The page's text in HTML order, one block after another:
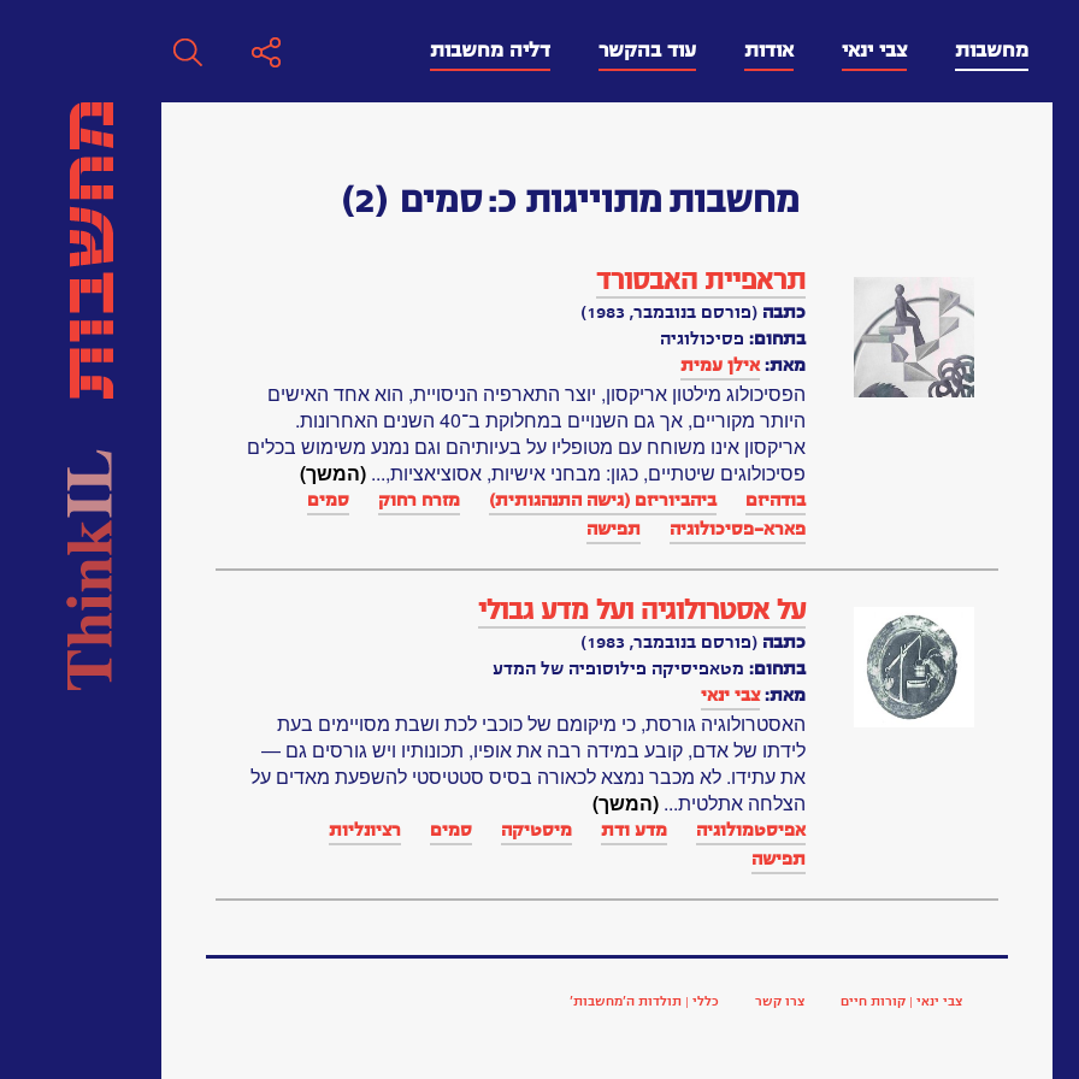
מחשבות צבי ינאי אודות עוד בהקשר דליה מחשבות
מחשבות מתוייגות כ:סמים (2)
תראפיית האבסורד
כתבה (פורסם בנובמבר, 1983)
בתחום: פסיכולוגיה
מאת:אילן עמית
הפסיכולוג מילטון אריקסון, יוצר התארפיה הניסויית, הוא אחד האישים
היותר מקוריים, אך גם השנויים במחלוקת ב־40 השנים האחרונות.
אריקסון אינו משוחח עם מטופליו על בעיותיהם וגם נמנע משימוש בכלים
פסיכולוגים שיטתיים, כגון: מבחני אישיות, אסוציאציות,... (המשך)
בודהיזם ביהביוריזם (גישה התנהגותית) מזרח רחוק
סמים
פארא-פסיכולוגיה
תפישה
על אסטרולוגיה ועל מדע גבולי
כתבה (פורסם בנובמבר, 1983)
בתחום: מטאפיסיקה פילוסופיה של המדע
מאת:צבי ינאי
האסטרולוגיה גורסת, כי מיקומם של כוכבי לכת ושבת מסויימים בעת
לידתו של אדם, קובע במידה רבה את אופיו, תכונותיו ויש גורסים גם —
את עתידו. לא מכבר נמצא לכאורה בסיס סטטיסטי להשפעת מאדים על
הצלחה אתלטית... (המשך)
אפיסטמולוגיה מדע ודת מיסטיקה סמים
רציונליות
תפישה
צבי ינאי | קורות חיים צרו קשר כללי | תולדות ה’מחשבות’